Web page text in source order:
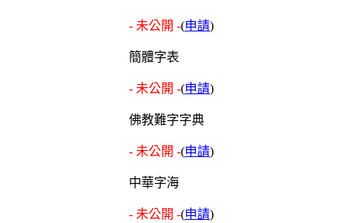
- 未公開 -(申請)
簡體字表
- 未公開 -(申請)
佛教難字字典
- 未公開 -(申請)
中華字海
- 未公開 -(申請)